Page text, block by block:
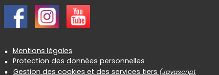
Informations réglementaires
Mentions légales
Protection des données personnelles
Gestion des cookies et des services tiers (Javascript